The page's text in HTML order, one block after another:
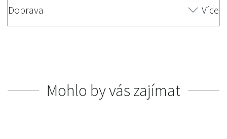
Doprava Více
Mohlo by vás zajímat